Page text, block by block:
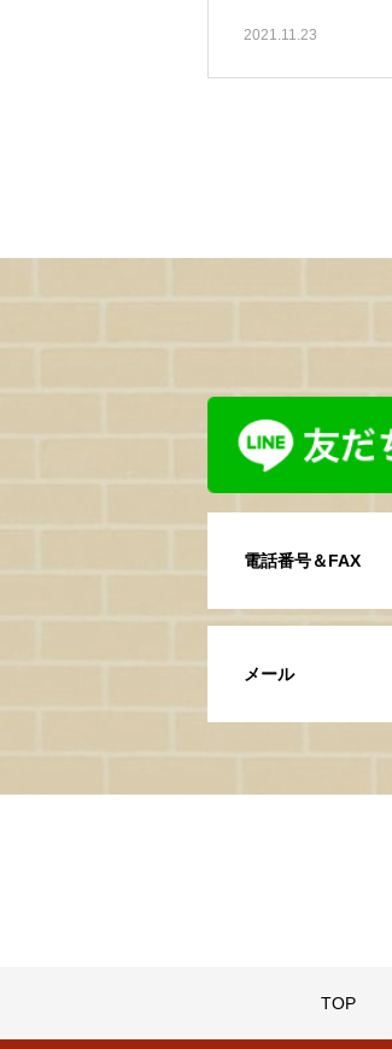
2021.11.23
メール
電話番号＆FAX
TOP